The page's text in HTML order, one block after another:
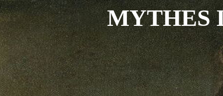
MYTHES